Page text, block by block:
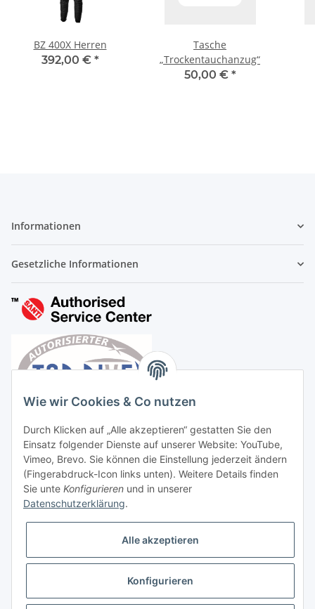
BZ 400X Herren
392,00 € *
Tasche
„Trockentauchanzug“
50,00 € *
Informationen
Gesetzliche Informationen
Vertrag widerrufen
Wie wir Cookies & Co nutzen
Durch Klicken auf „Alle akzeptieren“ gestatten Sie den
Einsatz folgender Dienste auf unserer Website: YouTube,
Vimeo, Brevo. Sie können die Einstellung jederzeit ändern
(Fingerabdruck-Icon links unten). Weitere Details finden
Sie unte Konfigurieren und in unserer
Datenschutzerklärung.
Alle akzeptieren
Konfigurieren